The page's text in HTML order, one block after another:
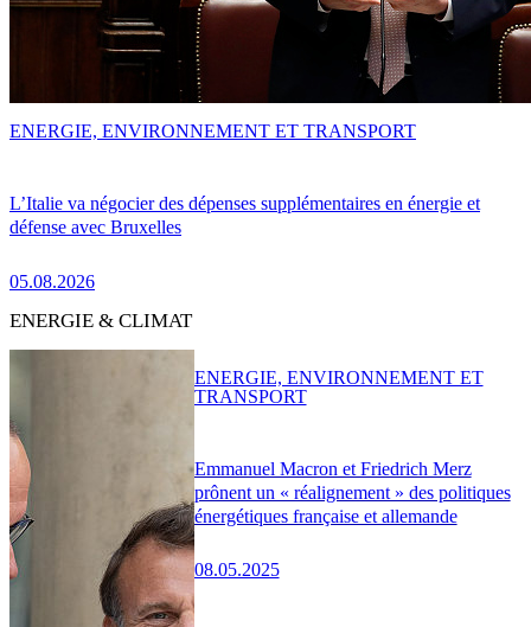
L’Italie va négocier des dépenses supplémentaires en énergie et
défense avec Bruxelles
05.08.2026
ENERGIE, ENVIRONNEMENT ET TRANSPORT
ENERGIE & CLIMAT
Emmanuel Macron et Friedrich Merz
prônent un « réalignement » des politiques
énergétiques française et allemande
08.05.2025
ENERGIE, ENVIRONNEMENT ET
TRANSPORT